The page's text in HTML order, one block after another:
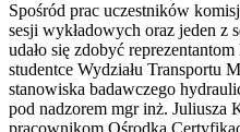
Spośród prac uczestników
sesji wykładowych oraz jeden z
udało się zdobyć
studentce Wydziału Transportu
stanowiska badawczego
pod nadzorem mgr inż. Juliusza